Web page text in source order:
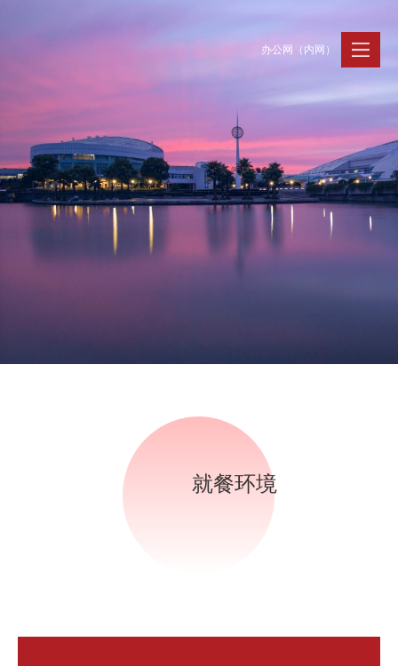
办公网（内网）
聚贤纳才
Jobs @ ZJU
加入我们
走进浙大
Discover ZJU
浙大简况
人才动态
News and Events
新闻速递
住房资源
就餐环境